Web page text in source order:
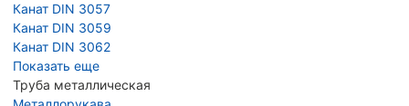
Канат DIN 3057
Канат DIN 3059
Канат DIN 3062
Показать еще
Труба металлическая